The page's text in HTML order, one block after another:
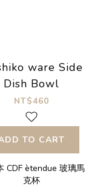
ware Side
Dish Bowl
NT$460
TO CART